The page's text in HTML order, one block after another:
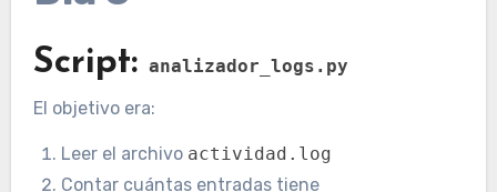
Script: analizador_logs.py
El objetivo era:
Leer el archivo actividad.log
Contar cuántas entradas tiene